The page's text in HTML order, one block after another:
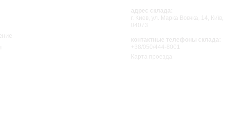
адрес склада:
г. Киев, ул. Марка Вовчка, 14, Київ,
04073
контактные телефоны склада:
+38/050/444-8001
Карта проезда